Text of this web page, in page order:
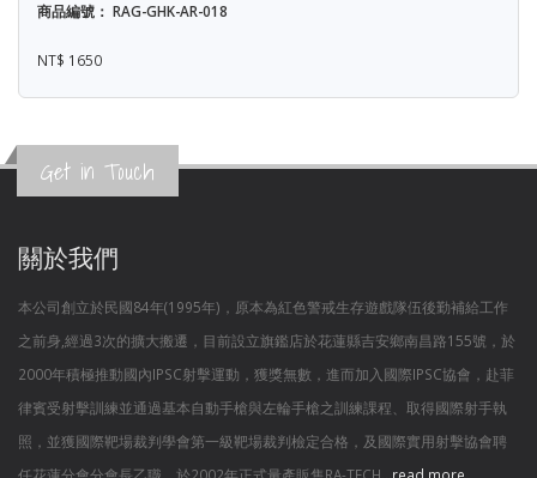
商品編號： RAG-GHK-AR-018
NT$ 1650
Get in Touch
關於我們
本公司創立於民國84年(1995年)，原本為紅色警戒生存遊戲隊伍後勤補給工作
之前身,經過3次的擴大搬遷，目前設立旗鑑店於花蓮縣吉安鄉南昌路155號，於
2000年積極推動國內IPSC射擊運動，獲獎無數，進而加入國際IPSC協會，赴菲
律賓受射擊訓練並通過基本自動手槍與左輪手槍之訓練課程、取得國際射手執
照，並獲國際靶場裁判學會第一級靶場裁判檢定合格，及國際實用射擊協會聘